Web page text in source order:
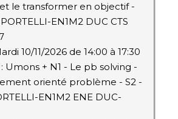
le transformer en objectif -
EN1M2 DUC CTS
10/11/2026 de 14:00 à 17:30
Umons + N1 - Le pb solving -
orienté problème - S2 -
EN1M2 ENE DUC-